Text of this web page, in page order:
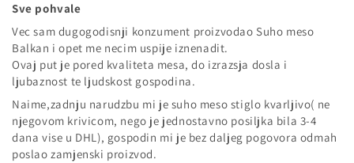
Sve pohvale
Vec sam dugogodisnji konzument proizvodao Suho meso
Balkan i opet me necim uspije iznenadit.
Ovaj put je pored kvaliteta mesa, do izrazsja dosla i
ljubaznost te ljudskost gospodina.
Naime,zadnju narudzbu mi je suho meso stiglo kvarljivo( ne
njegovom krivicom, nego je jednostavno posiljka bila 3-4
dana vise u DHL), gospodin mi je bez daljeg pogovora odmah
poslao zamjenski proizvod.